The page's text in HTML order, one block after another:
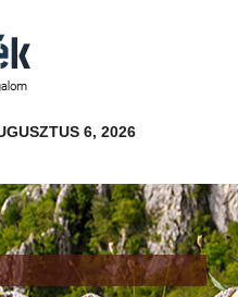
6, 2026